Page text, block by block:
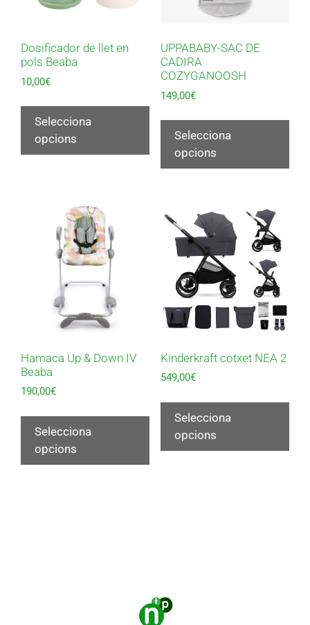
Dosificador de llet en
pols Beaba
10,00€
Selecciona
opcions
UPPABABY-SAC DE
CADIRA
COZYGANOOSH
149,00€
Selecciona
opcions
Hamaca Up & Down IV
Beaba
190,00€
Selecciona
opcions
Kinderkraft cotxet NEA 2
549,00€
Selecciona
opcions